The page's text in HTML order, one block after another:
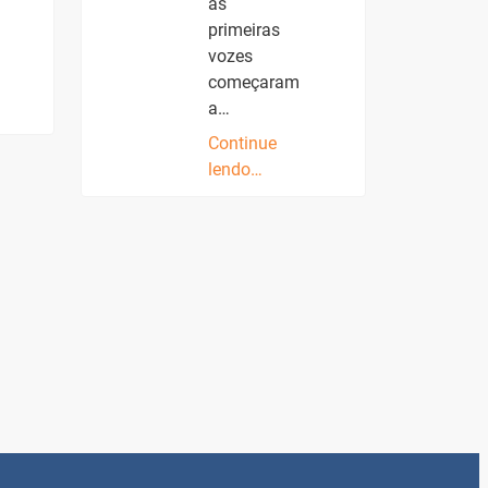
as
primeiras
vozes
começaram
a…
Continue
lendo…